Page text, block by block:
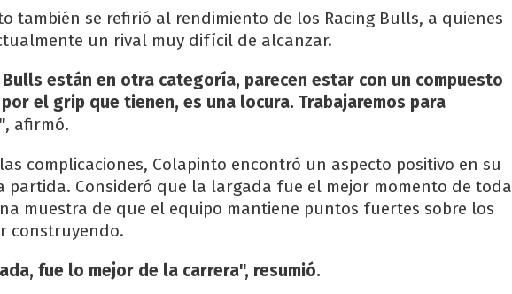
también se refirió al rendimiento de los Racing Bulls, a quienes
un rival muy difícil de alcanzar.
Bulls están en otra categoría, parecen estar con un compuesto
el grip que tienen, es una locura. Trabajaremos para
, afirmó.
complicaciones, Colapinto encontró un aspecto positivo en su
partida. Consideró que la largada fue el mejor momento de toda
muestra de que el equipo mantiene puntos fuertes sobre los
construyendo.
fue lo mejor de la carrera", resumió.